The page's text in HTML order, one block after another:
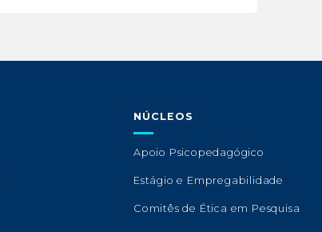
NÚCLEOS
Apoio Psicopedagógico
Estágio e Empregabilidade
Comitês de Ética em Pesquisa